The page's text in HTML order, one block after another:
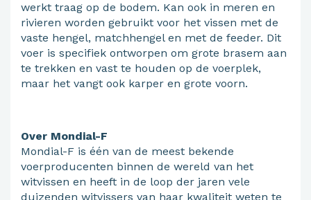
werkt traag op de bodem. Kan ook in meren en
rivieren worden gebruikt voor het vissen met de
vaste hengel, matchhengel en met de feeder. Dit
voer is specifiek ontworpen om grote brasem aan
te trekken en vast te houden op de voerplek,
maar het vangt ook karper en grote voorn.
Over Mondial-F
Mondial-F is één van de meest bekende
voerproducenten binnen de wereld van het
witvissen en heeft in de loop der jaren vele
duizenden witvissers van haar kwaliteit weten te